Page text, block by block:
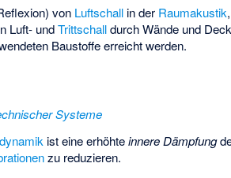
von Luftschallin der Raumakustik,
Luft- undTrittschalldurch Wände und
Baustoffe erreicht werden.
Systeme
ist eine erhöhteinnere Dämpfung
zu reduzieren.